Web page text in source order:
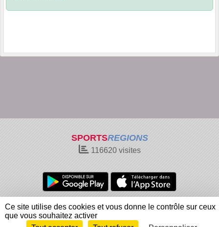
SPORTSREGIONS
116620visites
Charte cookies
Gestion des cookies
Informations légales
Signaler un contenu inapproprié
Ce site utilise des cookies et vous donne le contrôle sur ceux
que vous souhaitez activer